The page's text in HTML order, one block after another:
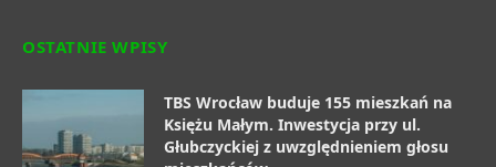
OSTATNIE WPISY
TBS Wrocław buduje 155 mieszkań na
Księżu Małym. Inwestycja przy ul.
Głubczyckiej z uwzględnieniem głosu